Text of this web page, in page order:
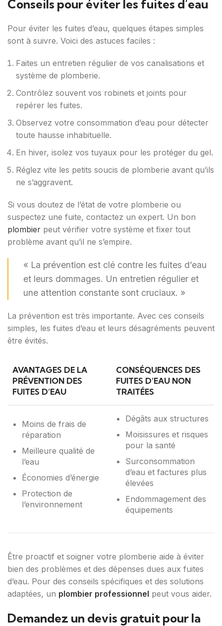
Conseils pour éviter les fuites d’eau
Pour éviter les fuites d’eau, quelques étapes simples
sont à suivre. Voici des astuces faciles :
Faites un entretien régulier de vos canalisations et
système de plomberie.
Contrôlez souvent vos robinets et joints pour
repérer les fuites.
Observez votre consommation d’eau pour détecter
toute hausse inhabituelle.
En hiver, isolez vos tuyaux pour les protéger du gel.
Réglez vite les petits soucis de plomberie avant qu’ils
ne s’aggravent.
Si vous doutez de l’état de votre plomberie ou
suspectez une fuite, contactez un expert. Un bon
plombier peut vérifier votre système et fixer tout
problème avant qu’il ne s’empire.
« La prévention est clé contre les fuites d’eau
et leurs dommages. Un entretien régulier et
une attention constante sont cruciaux. »
La prévention est très importante. Avec ces conseils
simples, les fuites d’eau et leurs désagréments peuvent
être évités.
AVANTAGES DE LA
PRÉVENTION DES
FUITES D’EAU
CONSÉQUENCES DES
FUITES D’EAU NON
TRAITÉES
Moins de frais de
réparation
Meilleure qualité de
l’eau
Économies d’énergie
Protection de
l’environnement
Dégâts aux structures
Moisissures et risques
pour la santé
Surconsommation
d’eau et factures plus
élevées
Endommagement des
équipements
Être proactif et soigner votre plomberie aide à éviter
bien des problèmes et des dépenses dues aux fuites
d’eau. Pour des conseils spécifiques et des solutions
adaptées, un plombier professionnel peut vous aider.
Demandez un devis gratuit pour la